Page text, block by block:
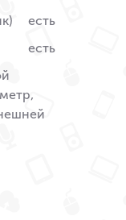
есть
есть